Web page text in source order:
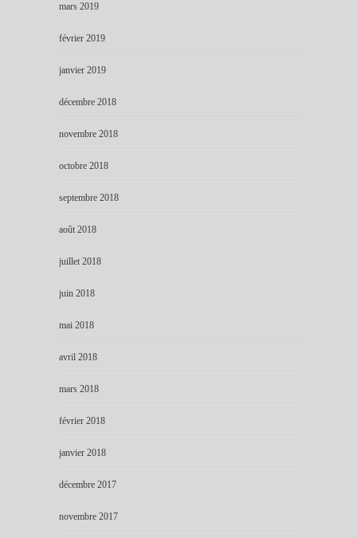
mars 2019
février 2019
janvier 2019
décembre 2018
novembre 2018
octobre 2018
septembre 2018
août 2018
juillet 2018
juin 2018
mai 2018
avril 2018
mars 2018
février 2018
janvier 2018
décembre 2017
novembre 2017